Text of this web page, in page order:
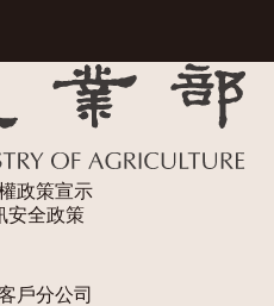
政策宣示
安全政策
戶分公司